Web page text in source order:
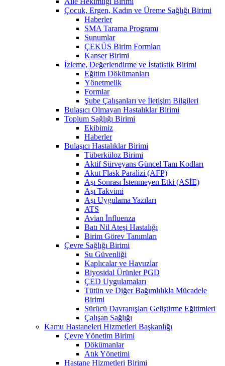
Çocuk, Ergen, Kadın ve Üreme Sağlığı Birimi
Haberler
SMA Tarama Programı
Sunumlar
ÇEKÜS Birim Formları
Kanser Birimi
İzleme, Değerlendirme ve İstatistik Birimi
Eğitim Dökümanları
Yönetmelik
Formlar
Şube Çalışanları ve İletişim Bilgileri
Bulaşıcı Olmayan Hastalıklar Birimi
Toplum Sağlığı Birimi
Ekibimiz
Haberler
Bulaşıcı Hastalıklar Birimi
Tüberküloz Birimi
Aktif Sürveyans Güncel Tanı Kodları
Akut Flask Paralizi (AFP)
Aşı Sonrası İstenmeyen Etki (ASİE)
Aşı Takvimi
Aşı Uygulama Yazıları
ATS
Avian İnfluenza
Batı Nil Ateşi Hastalığı
Birim Görev Tanımları
Çevre Sağlığı Birimi
Su Güvenliği
Kaplıcalar ve Havuzlar
Biyosidal Ürünler PGD
ÇED Uygulamaları
Tütün ve Diğer Bağımlılıkla Mücadele
Birimi
Sürücü Davranışları Geliştirme Eğitimleri
Çalışan Sağlığı
Kamu Hastaneleri Hizmetleri Başkanlığı
Çevre Yönetim Birimi
Dökümanlar
Atık Yönetimi
Hastane Hizmetleri Birimi